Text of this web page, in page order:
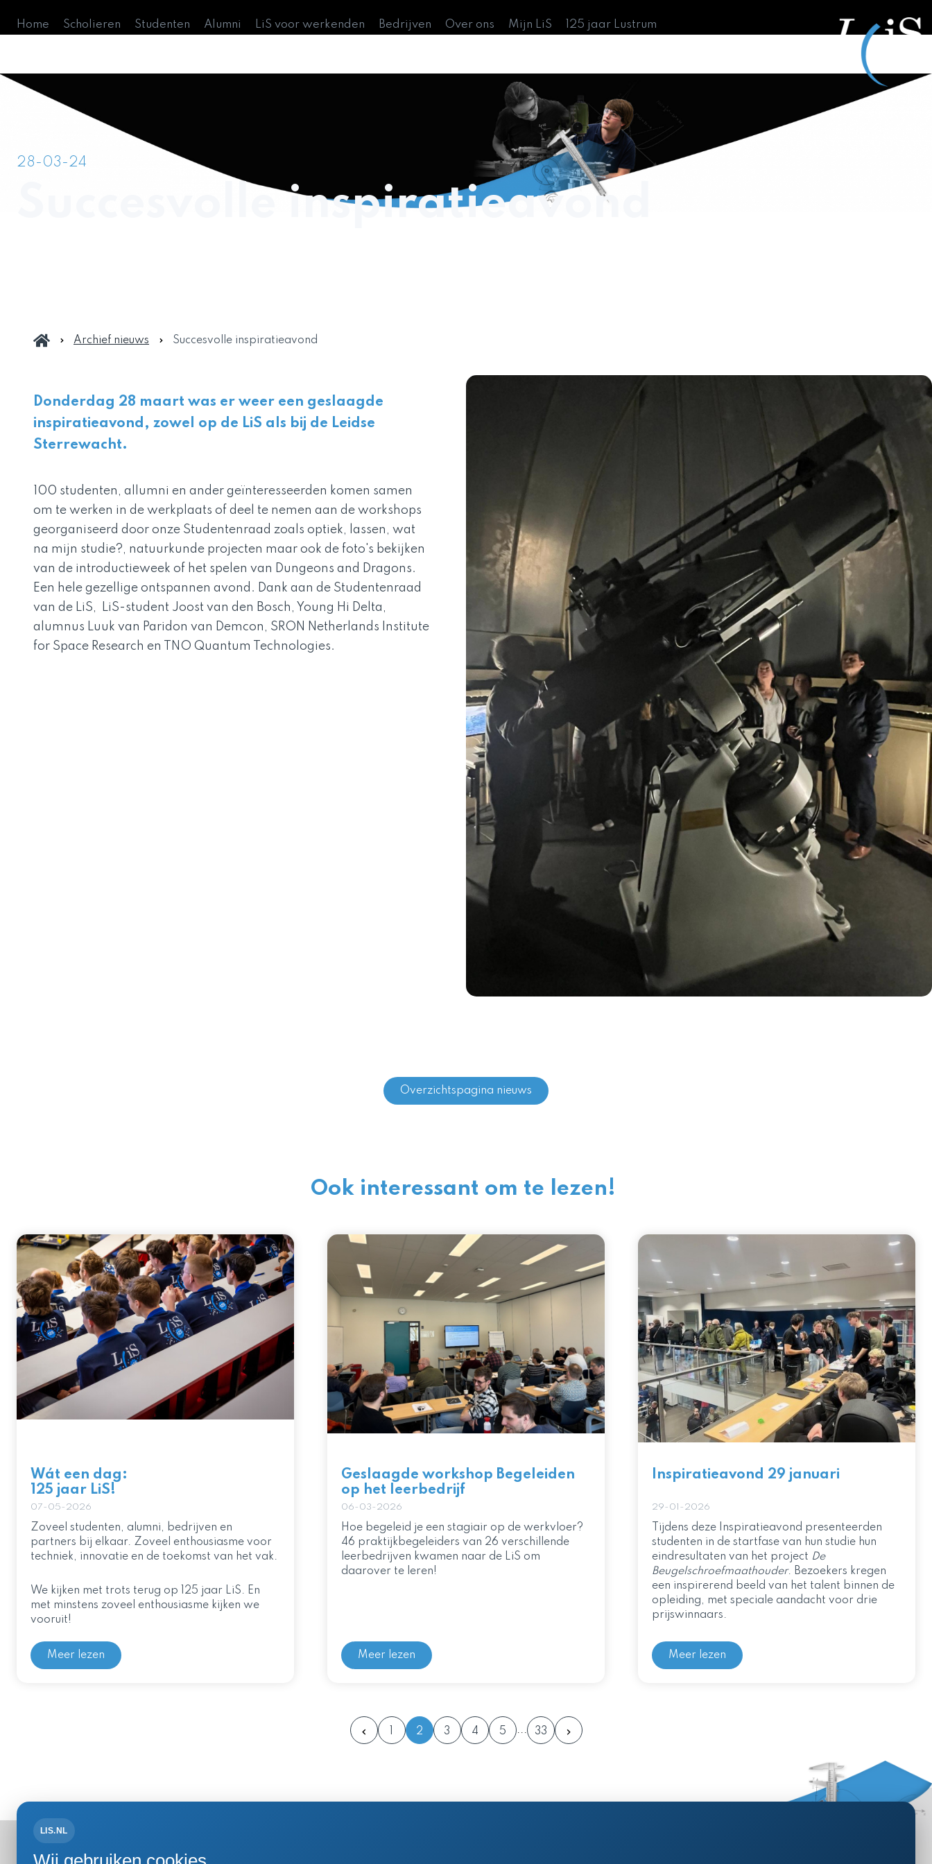
Home Scholieren Studenten Alumni LiS voor werkenden Bedrijven Over ons Mijn LiS 125 jaar Lustrum
28-03-24
Succesvolle inspiratieavond
Archief nieuws Succesvolle inspiratieavond
Donderdag 28 maart was er weer een geslaagde
inspiratieavond, zowel op de LiS als bij de Leidse
Sterrewacht.
100 studenten, allumni en ander geïnteresseerden komen samen
om te werken in de werkplaats of deel te nemen aan de workshops
georganiseerd door onze Studentenraad zoals optiek, lassen, wat
na mijn studie?, natuurkunde projecten maar ook de foto's bekijken
van de introductieweek of het spelen van Dungeons and Dragons.
Een hele gezellige ontspannen avond. Dank aan de Studentenraad
van de LiS, LiS-student Joost van den Bosch, Young Hi Delta,
alumnus Luuk van Paridon van Demcon , SRON Netherlands Institute
for Space Research en TNO Quantum Technologies.
Overzichtspagina nieuws
Ook interessant om te lezen!
Wát een dag:
125 jaar LiS!
07-05-2026
Zoveel studenten, alumni, bedrijven en
partners bij elkaar. Zoveel enthousiasme voor
techniek, innovatie en de toekomst van het vak.
We kijken met trots terug op 125 jaar LiS. En
met minstens zoveel enthousiasme kijken we
vooruit!
Meer lezen
Geslaagde workshop Begeleiden
op het leerbedrijf
06-03-2026
Hoe begeleid je een stagiair op de werkvloer?
46 praktijkbegeleiders van 26 verschillende
leerbedrijven kwamen naar de LiS om
daarover te leren!
Meer lezen
Inspiratieavond 29 januari
29-01-2026
Tijdens deze Inspiratieavond presenteerden
studenten in de startfase van hun studie hun
eindresultaten van het project De
Beugelschroefmaathouder. Bezoekers kregen
een inspirerend beeld van het talent binnen de
opleiding, met speciale aandacht voor drie
prijswinnaars.
Meer lezen
2 3 4 5 33
LIS.NL